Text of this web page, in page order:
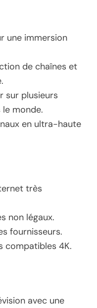
une immersion
de chaînes et
sur plusieurs
monde.
en ultra-haute
très
non légaux.
fournisseurs.
compatibles 4K.
avec une